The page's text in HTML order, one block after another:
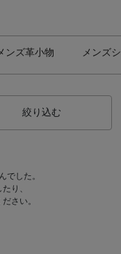
ンズ革小物 メンズ
絞り込む
でした。
り、
さい。